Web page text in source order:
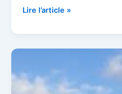
Lire l’article »